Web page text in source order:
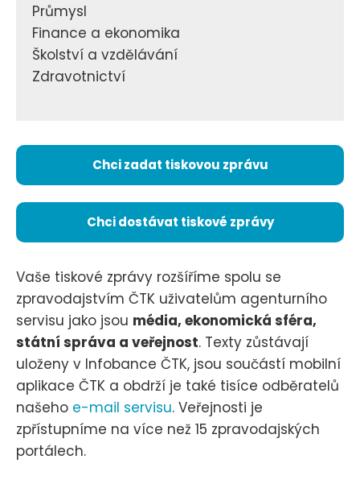
Průmysl
Finance a ekonomika
Školství a vzdělávání
Zdravotnictví
Chci zadat tiskovou zprávu
Chci dostávat tiskové zprávy
Vaše tiskové zprávy rozšíříme spolu se
zpravodajstvím ČTK uživatelům agenturního
servisu jako jsou média, ekonomická sféra,
státní správa a veřejnost. Texty zůstávají
uloženy v Infobance ČTK, jsou součástí mobilní
aplikace ČTK a obdrží je také tisíce odběratelů
našeho e-mail servisu. Veřejnosti je
zpřístupníme na více než 15 zpravodajských
portálech.